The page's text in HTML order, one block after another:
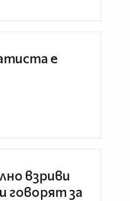
е
взриви
говорят за